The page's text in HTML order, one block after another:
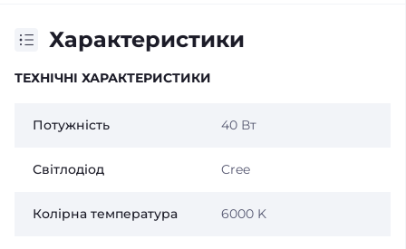
Характеристики
ТЕХНІЧНІ ХАРАКТЕРИСТИКИ
Потужність 40 Вт
Світлодіод Cree
Колірна температура 6000 K